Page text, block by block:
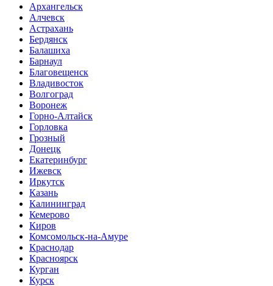
Архангельск
Алчевск
Астрахань
Бердянск
Балашиха
Барнаул
Благовещенск
Владивосток
Волгоград
Воронеж
Горно-Алтайск
Горловка
Грозный
Донецк
Екатеринбург
Ижевск
Иркутск
Казань
Калининград
Кемерово
Киров
Комсомольск-на-Амуре
Краснодар
Красноярск
Курган
Курск